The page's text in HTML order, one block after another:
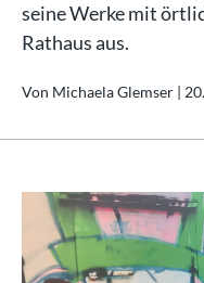
seine Werke mit
Rathaus aus.
Von Michaela Glemser |